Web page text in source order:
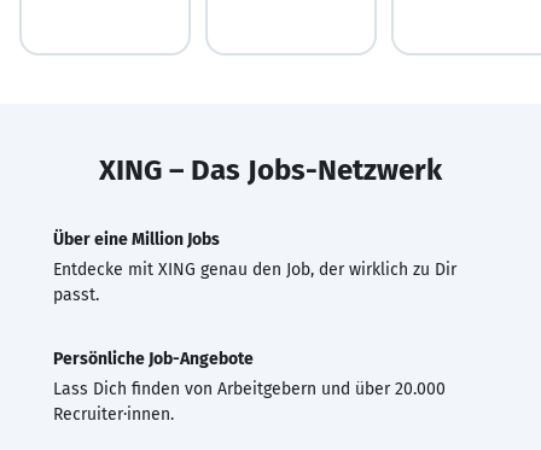
XING – Das Jobs-Netzwerk
Über eine Million Jobs
Entdecke mit XING genau den Job, der wirklich zu Dir
passt.
Persönliche Job-Angebote
Lass Dich finden von Arbeitgebern und über 20.000
Recruiter·innen.